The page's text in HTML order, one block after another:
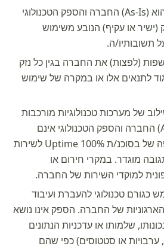
השירות ניתן כמות שהוא (As-Is) החברה והספק הטכנולוגי
(ישיר או עקיף) הנובע משימוש
תשובותיו/ה.
(לפצות) את החברה בגין כל נזק
לתנאים אלו או במקרה של שימוש
של מערכות טכנולוגיות מורכבות
וממשקי צד שלישי (APIs) החברה והספק הטכנולוגי אינם
מתחייבים לזמינות רציפה של בסוכנ/ת 100% Uptime לשירות
מוגדר. במקרי חירום או
למוקדי השירות של החברה.
כגורם טכנולוגי להעברת ועיבוד
מידע ממערכות ה-ERP הארגוניות של החברה. הספק אינו נושא
שלמותו או עדכניות הנתונים
ערבויות או סטטוסים) כפי שהם